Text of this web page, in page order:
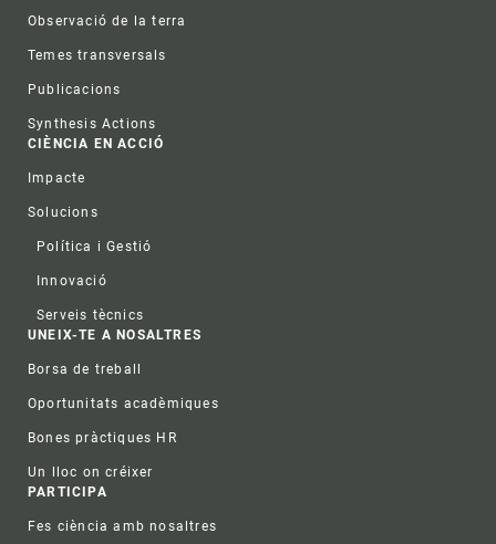
Observació de la terra
Temes transversals
Publicacions
Synthesis Actions
CIÈNCIA EN ACCIÓ
Impacte
Solucions
Política i Gestió
Innovació
Serveis tècnics
UNEIX-TE A NOSALTRES
Borsa de treball
Oportunitats acadèmiques
Bones pràctiques HR
Un lloc on créixer
PARTICIPA
Fes ciència amb nosaltres